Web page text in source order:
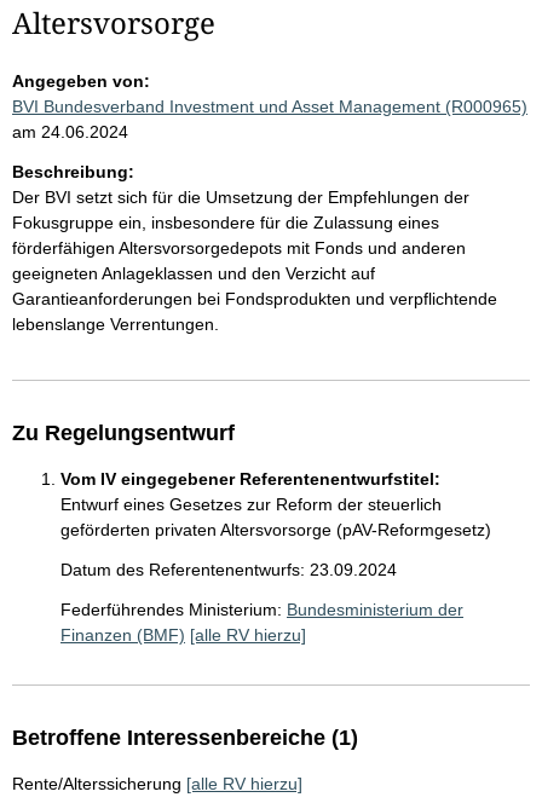
Altersvorsorge
Angegeben von:
BVI Bundesverband Investment und Asset Management (R000965)
am 24.06.2024
Beschreibung:
Der BVI setzt sich für die Umsetzung der Empfehlungen der
Fokusgruppe ein, insbesondere für die Zulassung eines
förderfähigen Altersvorsorgedepots mit Fonds und anderen
geeigneten Anlageklassen und den Verzicht auf
Garantieanforderungen bei Fondsprodukten und verpflichtende
lebenslange Verrentungen.
Zu Regelungsentwurf
Vom IV eingegebener Referentenentwurfstitel:
Entwurf eines Gesetzes zur Reform der steuerlich
geförderten privaten Altersvorsorge (pAV-Reformgesetz)
Datum des Referentenentwurfs: 23.09.2024
Federführendes Ministerium: Bundesministerium der
Finanzen (BMF) [alle RV hierzu]
Betroffene Interessenbereiche (1)
Rente/Alterssicherung [alle RV hierzu]